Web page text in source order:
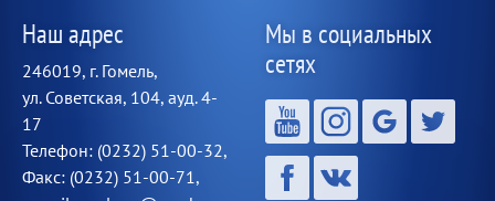
Наш адрес
246019, г. Гомель,
ул. Советская, 104, ауд. 4-
17
Телефон: (0232) 51-00-32,
Факс: (0232) 51-00-71,
Мы в социальных
сетях